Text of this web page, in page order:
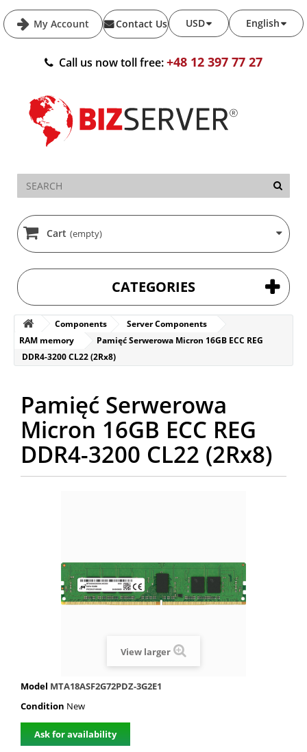
My Account English
USD
Contact Us
Call us now toll free:+48 12 397 77 27
Cart (empty)
CATEGORIES
Components
Server Components
RAM memory
Pamięć Serwerowa Micron 16GB ECC REG
DDR4-3200 CL22 (2Rx8)
Pamięć Serwerowa
Micron 16GB ECC REG
DDR4-3200 CL22 (2Rx8)
View larger
Model MTA18ASF2G72PDZ-3G2E1
Condition New
Ask for availability